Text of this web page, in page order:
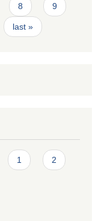
8 9
last »
1 2